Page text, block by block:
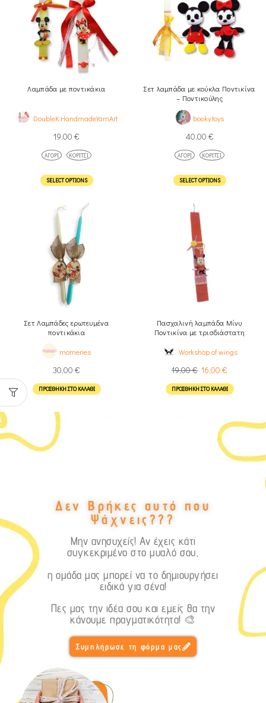
Λαμπάδα με ποντικάκια
DoubleK.HandmadeYarnArt
19,00 €
ΑΓΌΡΙ ΚΟΡΊΤΣΙ
SELECT OPTIONS
Σετ λαμπάδα με κούκλα Ποντικίνα
– Ποντικούλης
booky.toys
40,00 €
ΑΓΌΡΙ ΚΟΡΊΤΣΙ
SELECT OPTIONS
Σετ Λαμπάδες ερωτευμένα
ποντικάκια
momeries
30,00 €
ΠΡΟΣΘΉΚΗ ΣΤΟ ΚΑΛΆΘΙ
Πασχαλινή λαμπάδα Μίνυ
Ποντικίνα με τρισδιάστατη
Workshop of wings
19,00€ 16,00 €
ΠΡΟΣΘΉΚΗ ΣΤΟ ΚΑΛΆΘΙ
Δεν Βρήκες αυτό που
Ψάχνεις???
Μην ανησυχείς! Αν έχεις κάτι
συγκεκριμένο στο μυαλό σου,
η ομάδα μας μπορεί να το δημιουργήσει
ειδικά για σένα!
Πες μας την ιδέα σου και εμείς θα την
κάνουμε πραγματικότητα! 🎨
Συμπλήρωσε τη φόρμα μας